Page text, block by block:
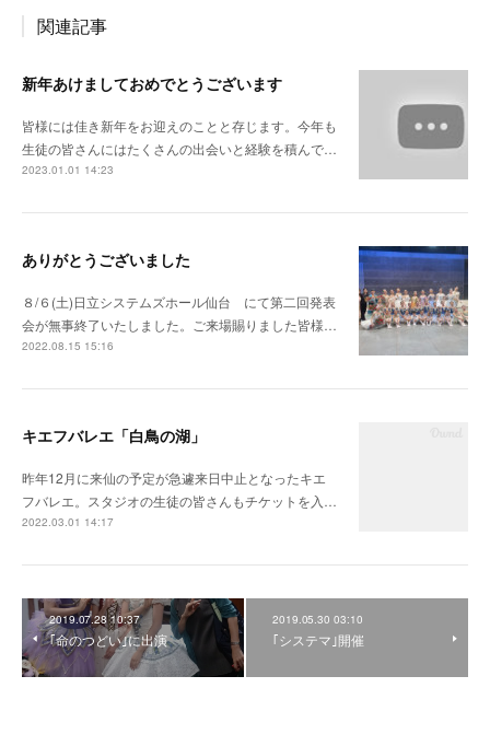
関連記事
新年あけましておめでとうございます
皆様には佳き新年をお迎えのことと存じます。今年も
生徒の皆さんにはたくさんの出会いと経験を積んで…
2023.01.01 14:23
ありがとうございました
８/６(土)日立システムズホール仙台 にて第二回発表
会が無事終了いたしました。ご来場賜りました皆様…
2022.08.15 15:16
キエフバレエ「白鳥の湖」
昨年12月に来仙の予定が急遽来日中止となったキエ
フバレエ。スタジオの生徒の皆さんもチケットを入…
2022.03.01 14:17
2019.07.28 10:37
｢命のつどい｣に出演
2019.05.30 03:10
｢システマ｣開催